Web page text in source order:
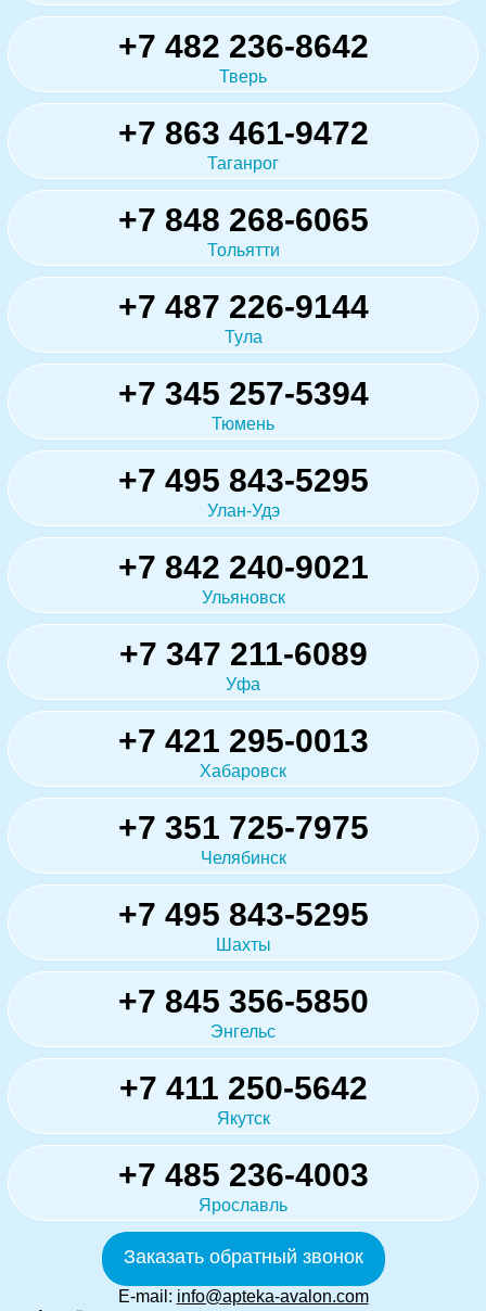
+7 482 236-8642
Тверь
+7 863 461-9472
Таганрог
+7 848 268-6065
Тольятти
+7 487 226-9144
Тула
+7 345 257-5394
Тюмень
+7 495 843-5295
Улан-Удэ
+7 842 240-9021
Ульяновск
+7 347 211-6089
Уфа
+7 421 295-0013
Хабаровск
+7 351 725-7975
Челябинск
+7 495 843-5295
Шахты
+7 845 356-5850
Энгельс
+7 411 250-5642
Якутск
+7 485 236-4003
Ярославль
Заказать обратный звонок
E-mail: info@apteka-avalon.com